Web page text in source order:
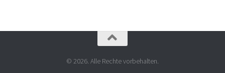
© 2026. Alle Rechte vorbehalten.